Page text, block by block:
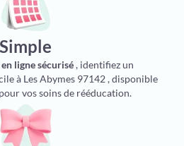
Simple
ligne sécurisé, identifiez un
à Les Abymes 97142 , disponible
vos soins de rééducation.